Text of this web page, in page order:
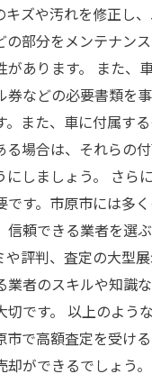
キズや汚れを修正し
の部分をメンテナン
があります。 また、
券などの必要書類を
。また、車に付属す
る場合は、それらの
にしましょう。 さら
です。市原市には多
信頼できる業者を選
評判、査定の大型展
業者のスキルや知識
切です。 以上のよう
市で高額査定を受け
ができるでしょう。